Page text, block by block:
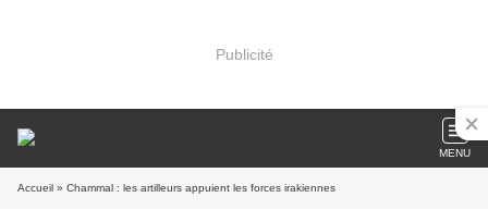
Publicité
MENU
Accueil » Chammal : les artilleurs appuient les forces irakiennes